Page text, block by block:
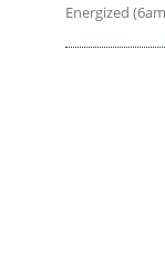
Energized